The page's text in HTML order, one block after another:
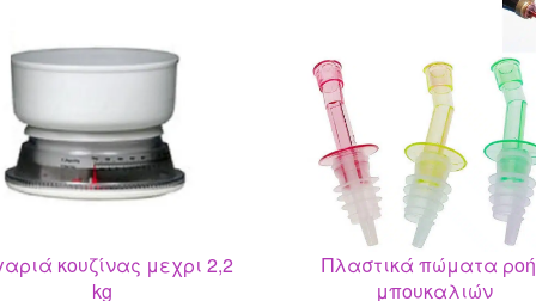
κουζίνας μεχρι 2,2
kg
Πλαστικά πώματα
μπουκαλιών